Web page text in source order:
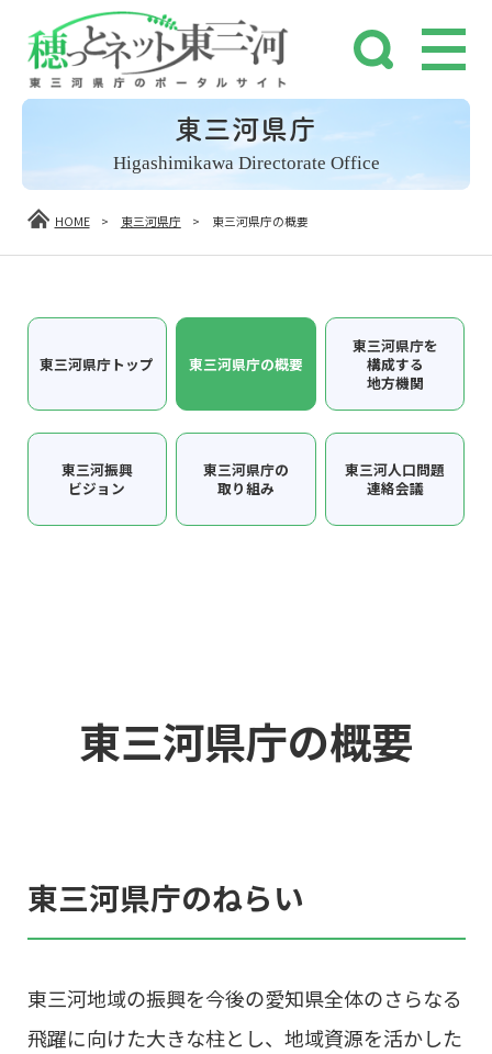
東三河県庁
Higashimikawa Directorate Office
HOME > 東三河県庁 > 東三河県庁の概要
東三河県庁トップ 東三河県庁の概要
東三河県庁を
構成する
地方機関
東三河振興
ビジョン
東三河県庁の
取り組み
東三河人口問題
連絡会議
東三河県庁の概要
東三河県庁のねらい
東三河地域の振興を今後の愛知県全体のさらなる
飛躍に向けた大きな柱とし、地域資源を活かした